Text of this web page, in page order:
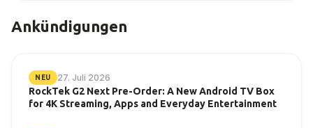
Ankündigungen
NEU 27. Juli 2026
RockTek G2 Next Pre-Order: A New Android TV Box
for 4K Streaming, Apps and Everyday Entertainment